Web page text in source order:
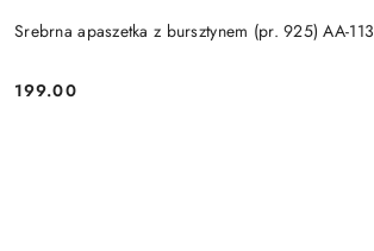
Srebrna apaszetka z bursztynem (pr. 925) AA-113
Cena:
199.00